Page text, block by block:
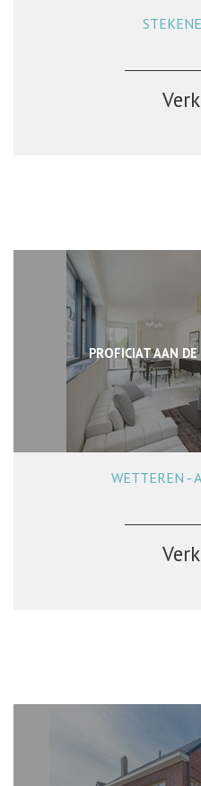
PROFICIAT AAN
WETTEREN -